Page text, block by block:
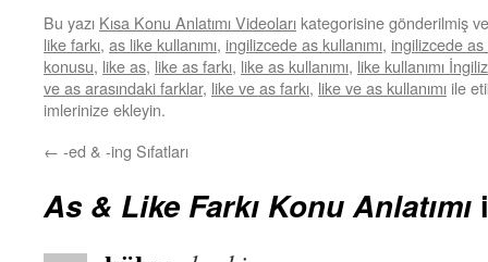
Bu yazı Kısa Konu Anlatımı Videoları kategorisine gönderilmiş
like farkı, as like kullanımı, ingilizcede as kullanımı, ingilizcede as
konusu, like as, like as farkı, like as kullanımı, like kullanımı
ve as arasındaki farklar, like ve as farkı, like ve as kullanımı ile
imlerinize ekleyin.
← -ed & -ing Sıfatları
As & Like Farkı Konu Anlatımı